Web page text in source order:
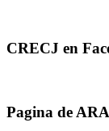
CRECJ en
Pagina de